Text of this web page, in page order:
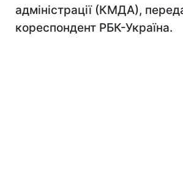
адміністрації (КМДА),
кореспондент РБК-Україна.